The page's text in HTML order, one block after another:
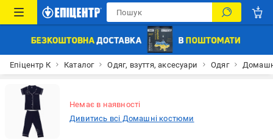
Епіцентр К Каталог Одяг, взуття, аксесуари Одяг
Немає в наявності
Дивитись всі Домашні костюми